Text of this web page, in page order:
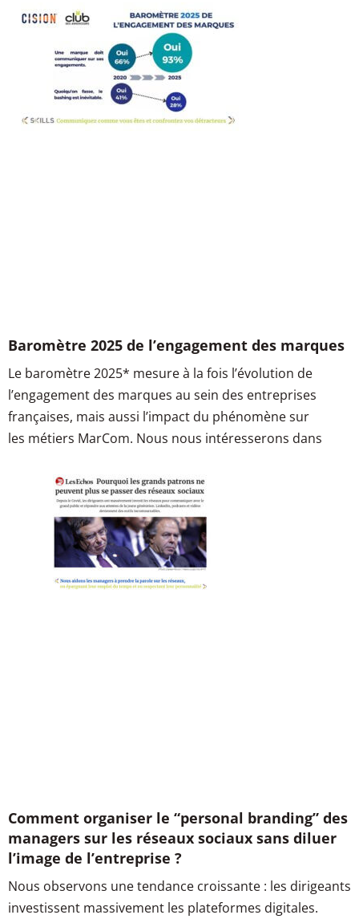
Baromètre 2025 de l’engagement des marques
Le baromètre 2025* mesure à la fois l’évolution de
l’engagement des marques au sein des entreprises
françaises, mais aussi l’impact du phénomène sur
les métiers MarCom. Nous nous intéresserons dans
Comment organiser le “personal branding” des
managers sur les réseaux sociaux sans diluer
l’image de l’entreprise ?
Nous observons une tendance croissante : les dirigeants
investissent massivement les plateformes digitales.